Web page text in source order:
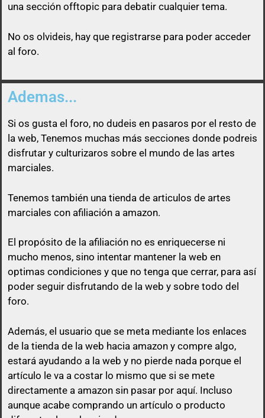
una sección offtopic para debatir cualquier tema.
No os olvideis, hay que registrarse para poder acceder
al foro.
Ademas...
Si os gusta el foro, no dudeis en pasaros por el resto de
la web, Tenemos muchas más secciones donde podreis
disfrutar y culturizaros sobre el mundo de las artes
marciales.
Tenemos también una tienda de articulos de artes
marciales con afiliación a amazon.
El propósito de la afiliación no es enriquecerse ni
mucho menos, sino intentar mantener la web en
optimas condiciones y que no tenga que cerrar, para así
poder seguir disfrutando de la web y sobre todo del
foro.
Además, el usuario que se meta mediante los enlaces
de la tienda de la web hacia amazon y compre algo,
estará ayudando a la web y no pierde nada porque el
artículo le va a costar lo mismo que si se mete
directamente a amazon sin pasar por aquí. Incluso
aunque acabe comprando un artículo o producto